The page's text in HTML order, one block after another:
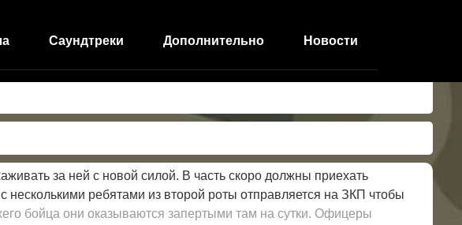
Саундтреки Дополнительно Новости
за ней с новой силой. В часть скоро должны приехать
ребятами из второй роты отправляется на ЗКП чтобы
бойца они оказываются запертыми там на сутки. Офицеры